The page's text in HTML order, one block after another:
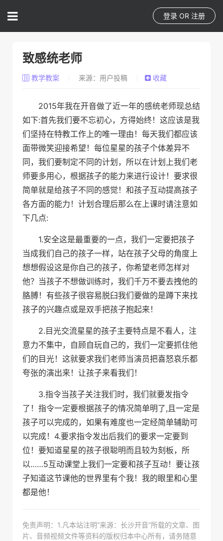
登录 OR 注册
致感统老师
教学教案 来源：用户投稿 收藏
2015年我在开音做了近一年的感统老师现总结
如下:首先我们要不忘初心，方得始终！这应该是我
们坚持在特教工作上的唯一理由！每天我们都应该
面带微笑迎接希望！每位星星的孩子个体差异不
同，我们要制定不同的计划，所以在计划上我们老
师要多用心，根据孩子的能力来进行设计！要求很
简单就是给孩子不同的感觉！和孩子互动提高孩子
各方面的能力！计划合理后那么在上课时请注意如
下几点:
1.安全这是最重要的一点，我们一定要把孩子
当成我们自己的孩子一样，站在孩子父母的角度上
想想假设这是你自己的孩子，你希望老师怎样对
他？当孩子不想做训练时，我们千万不要去拽他的
胳膊！有些孩子很容易脱臼我们要做的是蹲下来找
孩子的兴趣点或是双手把孩子抱起来！
2.目光交流星星的孩子主要特点是不看人，注
意力不集中，自顾自玩自己的，我们一定要抓住他
们的目光！这就要求我们老师当演员把喜怒哀乐都
夸张的演出来！让孩子来看我们！
3.指令当孩子关注我们时，我们就要发指令
了！指令一定要根据孩子的情况简单明了,且一定是
孩子可以完成的，如果有难度也一定经简单辅助可
以完成！4.要求指令发出后我们的要求一定要到
位！要知道星星的孩子很聪明而且较为刻板，所
以……5互动课堂上我们一定要和孩子互动！要让孩
子知道这节课他的世界里有个我！我的眼里和心里
都是他！
免责声明：1.凡本站注明“来源：长沙开音”所载的文章、图
片、音频视频文件等资料的版权归本中心所有，请务随意